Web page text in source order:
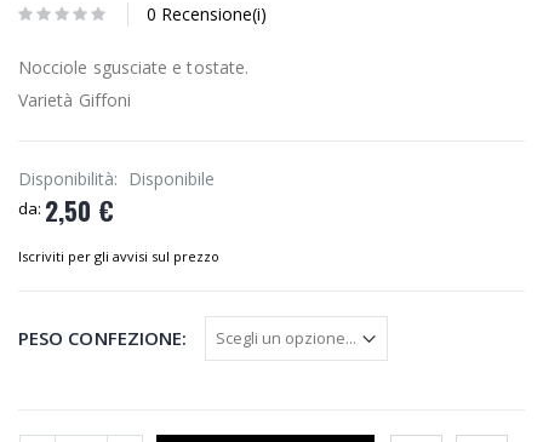
0 Recensione(i)
Nocciole sgusciate e tostate.
Varietà Giffoni
Disponibilità: Disponibile
da: 2,50 €
Iscriviti per gli avvisi sul prezzo
PESO CONFEZIONE: